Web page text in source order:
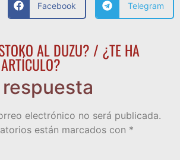
Facebook Telegram
AL DUZU? / ¿TE HA
electrónico no será publicada.
están marcados con *